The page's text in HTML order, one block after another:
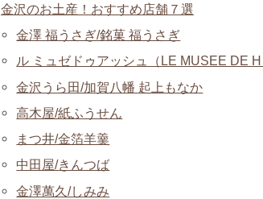
金沢のお土産！おすすめ店舗７選
金澤 福うさぎ/銘菓 福うさぎ
ル ミュゼドゥアッシュ（LE MUSEE DE
金沢うら田/加賀八幡 起上もなか
高木屋/紙ふうせん
まつ井/金箔羊羹
中田屋/きんつば
金澤萬久/しみみ